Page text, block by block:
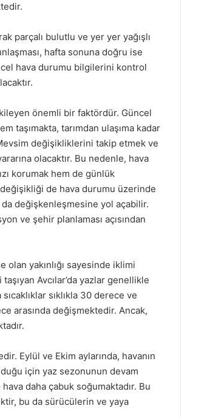
parçalı bulutlu ve yer yer yağışlı
hafta sonuna doğru ise
hava durumu bilgilerini kontrol
önemli bir faktördür. Güncel
taşımakta, tarımdan ulaşıma kadar
değişikliklerini takip etmek ve
olacaktır. Bu nedenle, hava
korumak hem de günlük
değişikliği de hava durumu üzerinde
değişkenleşmesine yol açabilir.
ve şehir planlaması açısından
olan yakınlığı sayesinde iklimi
Avcılar’da yazlar genellikle
sıklıkla 30 derece ve
arasında değişmektedir. Ancak,
Eylül ve Ekim aylarında, havanın
için yaz sezonunun devam
daha çabuk soğumaktadır. Bu
bu da sürücülerin ve yaya